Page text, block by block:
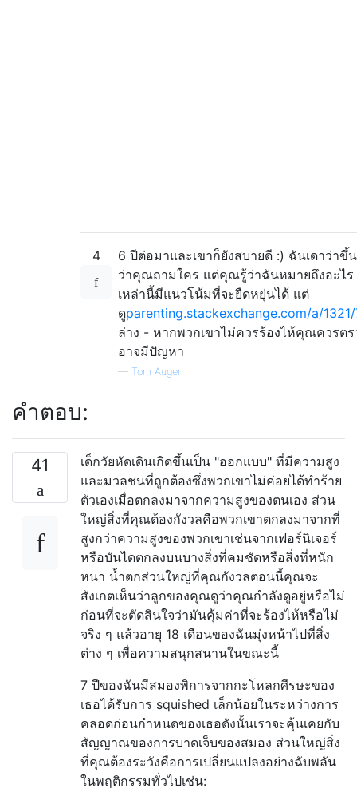
4
6 ปีต่อมาและเขาก็ยังสบายดี :) ฉันเดาว่าขึ้
ว่าคุณถามใคร แต่คุณรู้ว่าฉันหมายถึงอะไร
เหล่านี้มีแนวโน้มที่จะยืดหยุ่นได้ แต่
ดูparenting.stackexchange.com/a/1321/
ล่าง - หากพวกเขาไม่ควรร้องไห้คุณควรต
อาจมีปัญหา
— Tom Auger
คำตอบ:
41
เด็กวัยหัดเดินเกิดขึ้นเป็น "ออกแบบ" ที่มีความสูง
และมวลชนที่ถูกต้องซึ่งพวกเขาไม่ค่อยได้ทำร้าย
ตัวเองเมื่อตกลงมาจากความสูงของตนเอง ส่วน
ใหญ่สิ่งที่คุณต้องกังวลคือพวกเขาตกลงมาจากที่
สูงกว่าความสูงของพวกเขาเช่นจากเฟอร์นิเจอร์
หรือบันไดตกลงบนบางสิ่งที่คมชัดหรือสิ่งที่หนัก
หนา น้ำตกส่วนใหญ่ที่คุณกังวลตอนนี้คุณจะ
สังเกตเห็นว่าลูกของคุณดูว่าคุณกำลังดูอยู่หรือไม่
ก่อนที่จะตัดสินใจว่ามันคุ้มค่าที่จะร้องไห้หรือไม่
จริง ๆ แล้วอายุ 18 เดือนของฉันมุ่งหน้าไปที่สิ่ง
ต่าง ๆ เพื่อความสนุกสนานในขณะนี้
7 ปีของฉันมีสมองพิการจากกะโหลกศีรษะของ
เธอได้รับการ squished เล็กน้อยในระหว่างการ
คลอดก่อนกำหนดของเธอดังนั้นเราจะคุ้นเคยกับ
สัญญาณของการบาดเจ็บของสมอง ส่วนใหญ่สิ่ง
ที่คุณต้องระวังคือการเปลี่ยนแปลงอย่างฉับพลัน
ในพฤติกรรมทั่วไปเช่น: